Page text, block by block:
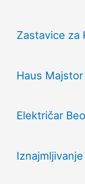
Zastavice za
Haus
Električar